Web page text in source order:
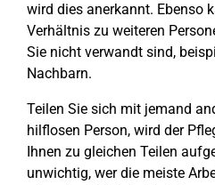
wird dies anerkannt. Ebenso
Verhältnis zu weiteren
Sie nicht verwandt sind,
Nachbarn.
Teilen Sie sich mit jemand
hilflosen Person, wird der
Ihnen zu gleichen Teilen
unwichtig, wer die meiste